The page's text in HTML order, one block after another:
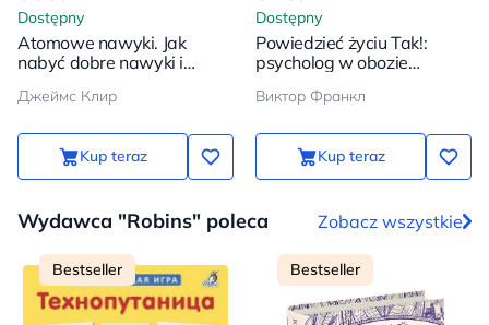
Dostępny
Atomowe nawyki. Jak
nabyć dobre nawyki i
Джеймс Клир
Kup teraz
Dostępny
Powiedzieć życiu Tak!:
psycholog w obozie
Виктор Франкл
Kup teraz
Wydawca "Robins" poleca Zobacz wszystkie
Bestseller Bestseller